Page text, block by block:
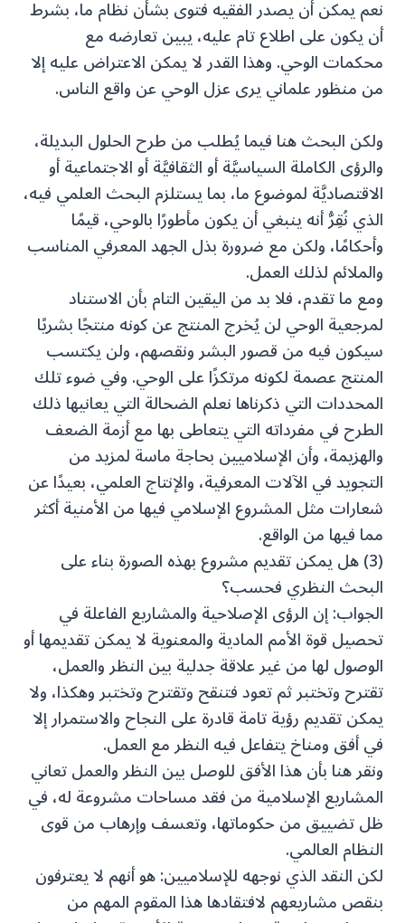
نعم يمكن أن يصدر الفقيه فتوى بشأن نظام ما، بشرط
أن يكون على اطلاع تام عليه، يبين تعارضه مع
محكمات الوحي. وهذا القدر لا يمكن الاعتراض عليه إلا
من منظور علماني يرى عزل الوحي عن واقع الناس.
ولكن البحث هنا فيما يُطلب من طرح الحلول البديلة،
والرؤى الكاملة السياسيَّة أو الثقافيَّة أو الاجتماعية أو
الاقتصاديَّة لموضوع ما، بما يستلزم البحث العلمي فيه،
الذي نُقِرُّ أنه ينبغي أن يكون مأطورًا بالوحي، قيمًا
وأحكامًا، ولكن مع ضرورة بذل الجهد المعرفي المناسب
والملائم لذلك العمل.
ومع ما تقدم، فلا بد من اليقين التام بأن الاستناد
لمرجعية الوحي لن يُخرج المنتج عن كونه منتجًا بشريًا
سيكون فيه من قصور البشر ونقصهم، ولن يكتسب
المنتج عصمة لكونه مرتكزًا على الوحي. وفي ضوء تلك
المحددات التي ذكرناها نعلم الضحالة التي يعانيها ذلك
الطرح في مفرداته التي يتعاطى بها مع أزمة الضعف
والهزيمة، وأن الإسلاميين بحاجة ماسة لمزيد من
التجويد في الآلات المعرفية، والإنتاج العلمي، بعيدًا عن
شعارات مثل المشروع الإسلامي فيها من الأمنية أكثر
مما فيها من الواقع.
(3) هل يمكن تقديم مشروع بهذه الصورة بناء على
البحث النظري فحسب؟
الجواب: إن الرؤى الإصلاحية والمشاريع الفاعلة في
تحصيل قوة الأمم المادية والمعنوية لا يمكن تقديمها أو
الوصول لها من غير علاقة جدلية بين النظر والعمل،
تقترح وتختبر ثم تعود فتنقح وتقترح وتختبر وهكذا، ولا
يمكن تقديم رؤية تامة قادرة على النجاح والاستمرار إلا
في أفق ومناخ يتفاعل فيه النظر مع العمل.
ونقر هنا بأن هذا الأفق للوصل بين النظر والعمل تعاني
المشاريع الإسلامية من فقد مساحات مشروعة له، في
ظل تضييق من حكوماتها، وتعسف وإرهاب من قوى
النظام العالمي.
لكن النقد الذي نوجهه للإسلاميين: هو أنهم لا يعترفون
بنقص مشاريعهم لافتقادها هذا المقوم المهم من